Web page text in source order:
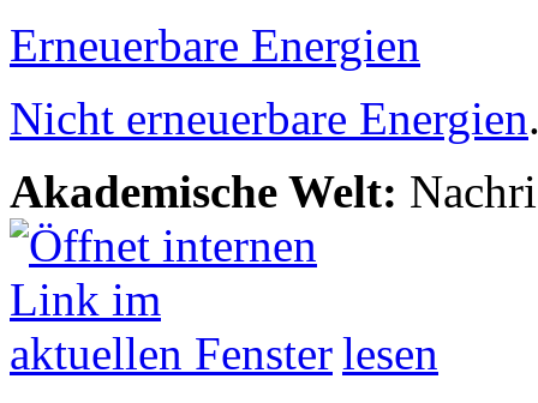
Erneuerbare Energien
Nicht erneuerbare Energien
Akademische Welt:
lesen